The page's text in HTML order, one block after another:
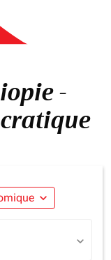
-
expand_more
expand_more